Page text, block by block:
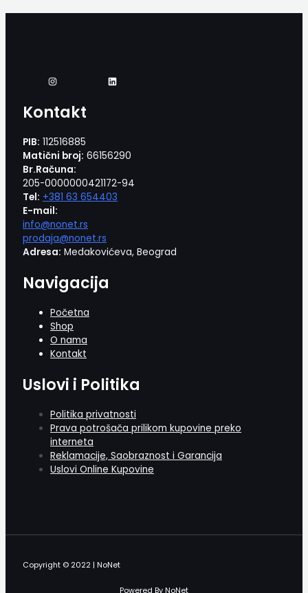
Kontakt
PIB: 112516885
Matični broj: 66156290
Br.Računa:
205-0000000421172-94
Tel: +381 63 654403
E-mail:
info@nonet.rs
prodaja@nonet.rs
Adresa: Medakovićeva, Beograd
Navigacija
Početna
Shop
O nama
Kontakt
Uslovi i Politika
Politika privatnosti
Prava potrošača prilikom kupovine preko
interneta
Reklamacije, Saobraznost i Garancija
Uslovi Online Kupovine
Copyright © 2022 | NoNet
Powered By NoNet